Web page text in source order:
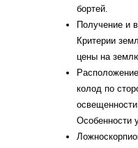
бортей.
Получение и
Критерии
цены на
колод по
Особенности